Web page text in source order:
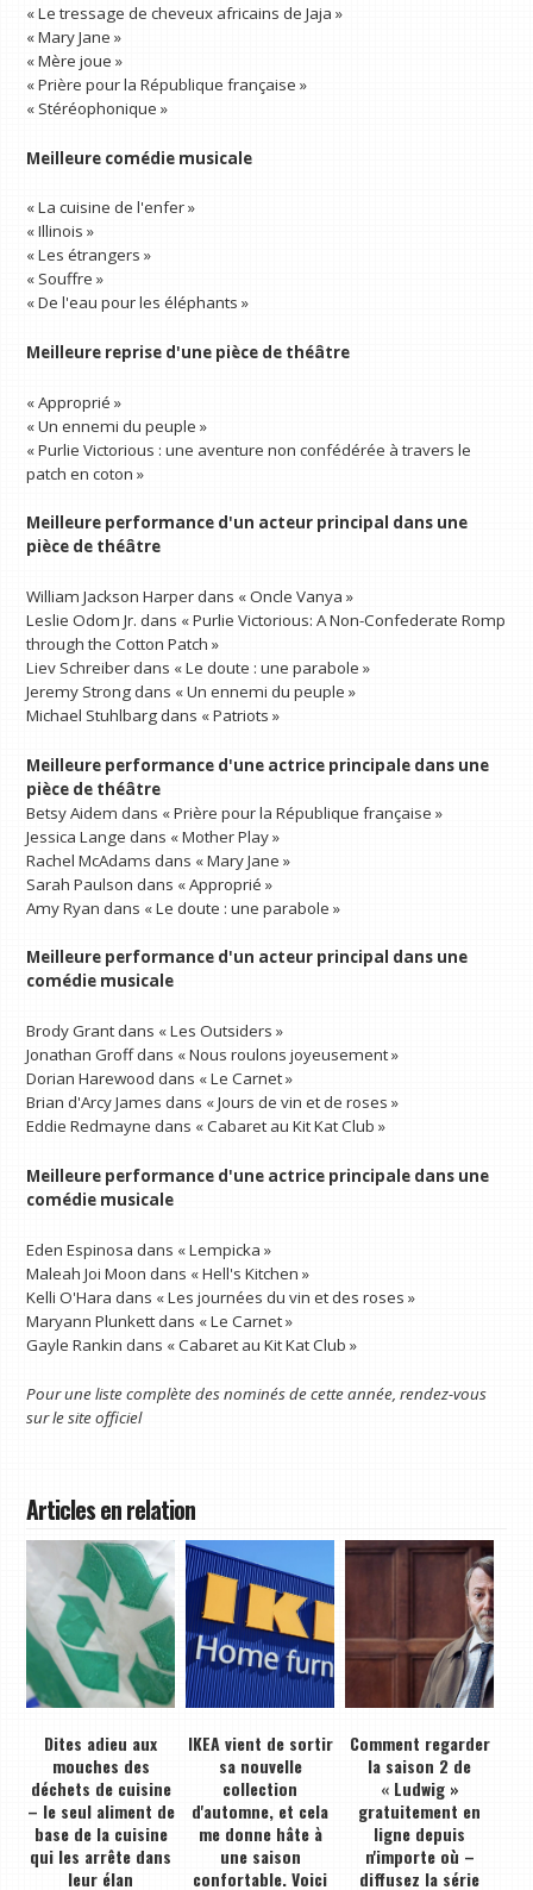
« Le tressage de cheveux africains de Jaja »
« Mary Jane »
« Mère joue »
« Prière pour la République française »
« Stéréophonique »
Meilleure comédie musicale
« La cuisine de l'enfer »
« Illinois »
« Les étrangers »
« Souffre »
« De l'eau pour les éléphants »
Meilleure reprise d'une pièce de théâtre
« Approprié »
« Un ennemi du peuple »
« Purlie Victorious : une aventure non confédérée à travers le
patch en coton »
Meilleure performance d'un acteur principal dans une
pièce de théâtre
William Jackson Harper dans « Oncle Vanya »
Leslie Odom Jr. dans « Purlie Victorious: A Non-Confederate Romp
through the Cotton Patch »
Liev Schreiber dans « Le doute : une parabole »
Jeremy Strong dans « Un ennemi du peuple »
Michael Stuhlbarg dans « Patriots »
Meilleure performance d'une actrice principale dans une
pièce de théâtre
Betsy Aidem dans « Prière pour la République française »
Jessica Lange dans « Mother Play »
Rachel McAdams dans « Mary Jane »
Sarah Paulson dans « Approprié »
Amy Ryan dans « Le doute : une parabole »
Meilleure performance d'un acteur principal dans une
comédie musicale
Brody Grant dans « Les Outsiders »
Jonathan Groff dans « Nous roulons joyeusement »
Dorian Harewood dans « Le Carnet »
Brian d'Arcy James dans « Jours de vin et de roses »
Eddie Redmayne dans « Cabaret au Kit Kat Club »
Meilleure performance d'une actrice principale dans une
comédie musicale
Eden Espinosa dans « Lempicka »
Maleah Joi Moon dans « Hell's Kitchen »
Kelli O'Hara dans « Les journées du vin et des roses »
Maryann Plunkett dans « Le Carnet »
Gayle Rankin dans « Cabaret au Kit Kat Club »
Pour une liste complète des nominés de cette année, rendez-vous
sur lesite officiel
Articles en relation
Dites adieu aux
mouches des
déchets de cuisine
– le seul aliment de
base de la cuisine
qui les arrête dans
leur élan
IKEA vient de sortir
sa nouvelle
collection
d'automne, et cela
me donne hâte à
une saison
confortable. Voici
Comment regarder
la saison 2 de
« Ludwig »
gratuitement en
ligne depuis
n'importe où –
diffusez la série